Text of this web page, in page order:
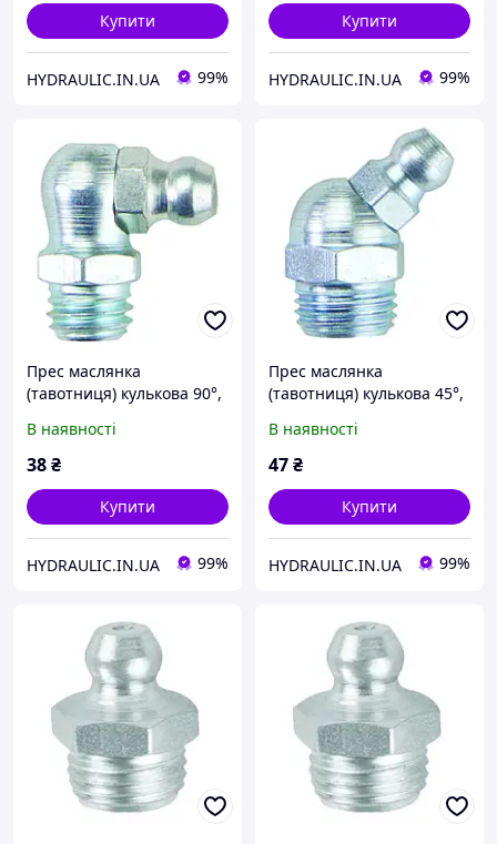
Купити
HYDRAULIC.IN.UA 99%
Купити
HYDRAULIC.IN.UA 99%
Прес маслянка
(тавотниця) кулькова 90°,
поштучно, DIN71412 |
UMETA Німеччина
В наявності
38₴
Купити
HYDRAULIC.IN.UA 99%
Прес маслянка
(тавотниця) кулькова 45°,
поштучно, DIN71412 |
UMETA Німеччина
В наявності
47₴
Купити
HYDRAULIC.IN.UA 99%